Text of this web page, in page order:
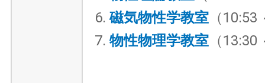
6.磁気物性学教室（10:53
7. 物性物理学教室（13:30